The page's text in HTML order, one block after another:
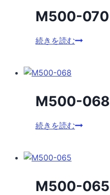
M500-070
続きを読むM500-
M500-068
続きを読むM500-
M500-065